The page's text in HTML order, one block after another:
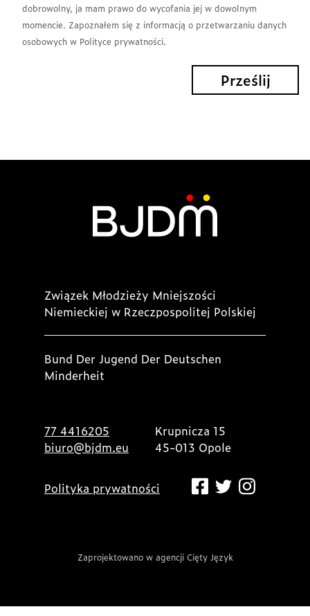
dobrowolny, ja mam prawo do wycofania jej w dowolnym
momencie. Zapoznałem się z informacją o przetwarzaniu danych
osobowych w Polityce prywatności.
Związek Młodzieży Mniejszości
Niemieckiej w Rzeczpospolitej Polskiej
Bund Der Jugend Der Deutschen
Minderheit
77 4416205
biuro@bjdm.eu
Krupnicza 15
45-013 Opole
Polityka prywatności
Zaprojektowano w agencji Cięty Język